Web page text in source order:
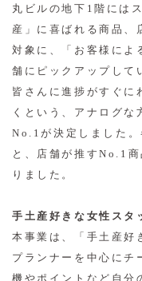
丸ビルの地下1階には
産」に喜ばれる商品、
対象に、「お客様によ
舗にピックアップして
皆さんに進捗がすぐに
くという、アナログな
No.1が決定しました
と、店舗が推すNo.1
りました。
手土産好きな女性スタ
本事業は、「手土産好
プランナーを中心にチ
機やポイントなど自分